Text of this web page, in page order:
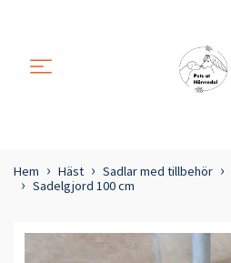
Hem Häst Sadlar med tillbehör
Sadelgjord 100 cm